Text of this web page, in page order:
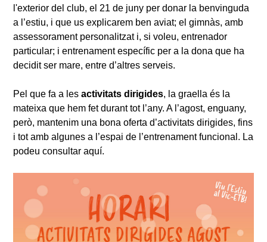
l'exterior del club, el 21 de juny per donar la benvinguda
a l’estiu, i que us explicarem ben aviat; el gimnàs, amb
assessorament personalitzat i, si voleu, entrenador
particular; i entrenament específic per a la dona que ha
decidit ser mare, entre d’altres serveis.
Pel que fa a lesactivitats dirigides, la graella és la
mateixa que hem fet durant tot l’any. A l’agost, enguany,
però, mantenim una bona oferta d’activitats dirigides, fins
i tot amb algunes a l’espai de l’entrenament funcional. La
podeu consultar aquí.